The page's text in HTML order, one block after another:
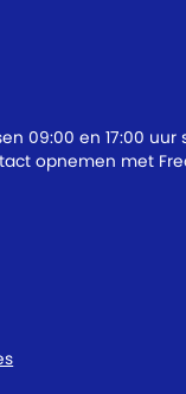
09:00 en 17:00 uur
opnemen met